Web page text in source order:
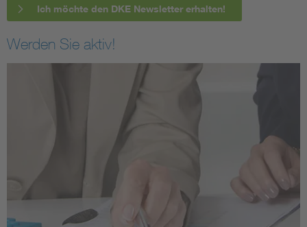
Ich möchte den DKE Newsletter erhalten!
Werden Sie aktiv!